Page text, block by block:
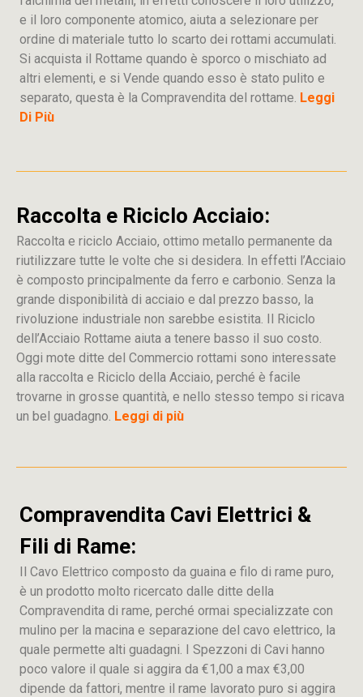
e il loro componente atomico, aiuta a selezionare per
ordine di materiale tutto lo scarto dei rottami accumulati.
Si acquista il Rottame quando è sporco o mischiato ad
altri elementi, e si Vende quando esso è stato pulito e
separato, questa è la Compravendita del rottame. Leggi
Di Più
Raccolta e Riciclo Acciaio:
Raccolta e riciclo Acciaio, ottimo metallo permanente da
riutilizzare tutte le volte che si desidera. In effetti l’Acciaio
è composto principalmente da ferro e carbonio. Senza la
grande disponibilità di acciaio e dal prezzo basso, la
rivoluzione industriale non sarebbe esistita. Il Riciclo
dell’Acciaio Rottame aiuta a tenere basso il suo costo.
Oggi mote ditte del Commercio rottami sono interessate
alla raccolta e Riciclo della Acciaio, perché è facile
trovarne in grosse quantità, e nello stesso tempo si ricava
un bel guadagno. Leggi di più
Compravendita Cavi Elettrici &
Fili di Rame:
Il Cavo Elettrico composto da guaina e filo di rame puro,
è un prodotto molto ricercato dalle ditte della
Compravendita di rame, perché ormai specializzate con
mulino per la macina e separazione del cavo elettrico, la
quale permette alti guadagni. I Spezzoni di Cavi hanno
poco valore il quale si aggira da €1,00 a max €3,00
dipende da fattori, mentre il rame lavorato puro si aggira